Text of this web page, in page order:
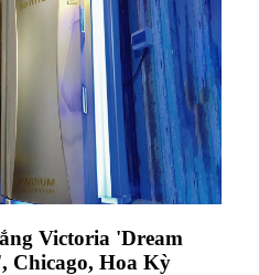
Victoria 'Dream
Chicago, Hoa Kỳ